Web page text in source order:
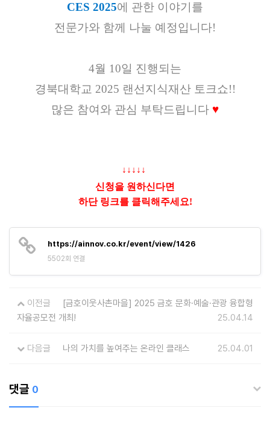
CES 2025에 관한 이야기를
전문가와 함께 나눌 예정입니다!
4월 10일 진행되는
경북대학교 2025 랜선지식재산 토크쇼!!
많은 참여와 관심 부탁드립니다 ♥
↓↓↓↓↓
신청을 원하신다면
하단 링크를 클릭해주세요!
https://ainnov.co.kr/event/view/1426
5502회 연결
이전글
[금호이웃사촌마을] 2025 금호 문화·예술·관광 융합형
자율공모전 개최!
25.04.14
다음글 나의 가치를 높여주는 온라인 클래스 25.04.01
댓글 0